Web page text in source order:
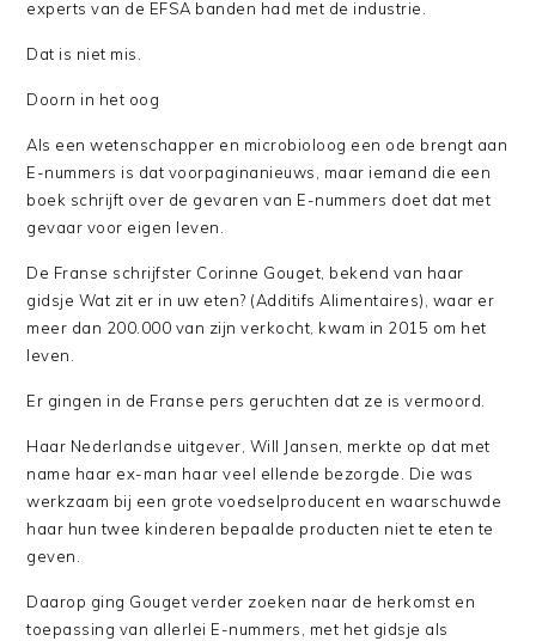
experts van de EFSA banden had met de industrie.
Dat is niet mis.
Doorn in het oog
Als een wetenschapper en microbioloog een ode brengt aan
E-nummers is dat voorpaginanieuws, maar iemand die een
boek schrijft over de gevaren van E-nummers doet dat met
gevaar voor eigen leven.
De Franse schrijfster Corinne Gouget, bekend van haar
gidsje Wat zit er in uw eten? (Additifs Alimentaires), waar er
meer dan 200.000 van zijn verkocht, kwam in 2015 om het
leven.
Er gingen in de Franse pers geruchten dat ze is vermoord.
Haar Nederlandse uitgever, Will Jansen, merkte op dat met
name haar ex-man haar veel ellende bezorgde. Die was
werkzaam bij een grote voedselproducent en waarschuwde
haar hun twee kinderen bepaalde producten niet te eten te
geven.
Daarop ging Gouget verder zoeken naar de herkomst en
toepassing van allerlei E-nummers, met het gidsje als